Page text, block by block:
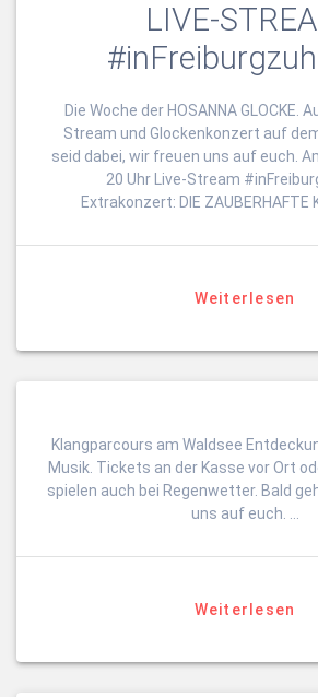
LIVE-
Die Woche der HOSANNA GLOCKE.
Stream und Glockenkonzert auf
seid dabei, wir freuen uns auf euch.
20 Uhr Live-Stream
Extrakonzert: DIE ZAUBERHAFTE
Weiterlesen
Klangparcours am Waldsee
Musik. Tickets an der Kasse vor Ort
spielen auch bei Regenwetter. Bald
uns auf euch. …
Weiterlesen